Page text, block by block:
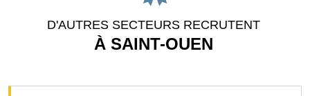
D'AUTRES SECTEURS RECRUTENT
À SAINT-OUEN